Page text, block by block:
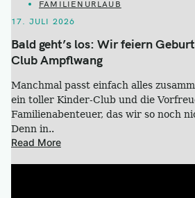
CATEGORIES
FAMILIENURLAUB
17. JULI 2026
Bald geht’s los: Wir feiern
Club Ampflwang
Manchmal passt einfach alles
ein toller Kinder-Club und die
Familienabenteuer, das wir so noch
Denn in..
Read More